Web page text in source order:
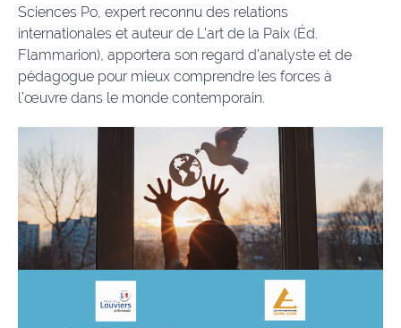
Sciences Po, expert reconnu des relations
internationales et auteur de L’art de la Paix (Éd.
Flammarion), apportera son regard d’analyste et de
pédagogue pour mieux comprendre les forces à
l’œuvre dans le monde contemporain.